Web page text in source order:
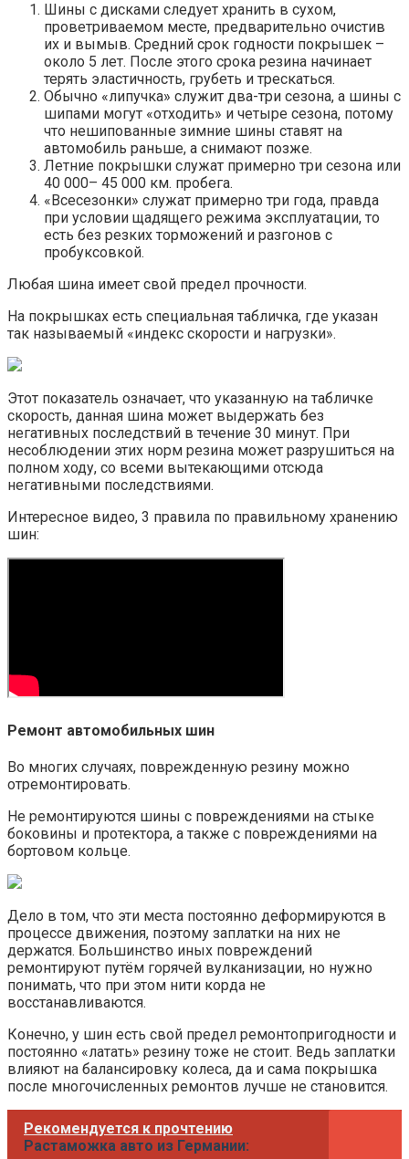
Шины с дисками следует хранить в сухом,
проветриваемом месте, предварительно очистив
их и вымыв. Средний срок годности покрышек –
около 5 лет. После этого срока резина начинает
терять эластичность, грубеть и трескаться.
Обычно «липучка» служит два-три сезона, а шины с
шипами могут «отходить» и четыре сезона, потому
что нешипованные зимние шины ставят на
автомобиль раньше, а снимают позже.
Летние покрышки служат примерно три сезона или
40 000– 45 000 км. пробега.
«Всесезонки» служат примерно три года, правда
при условии щадящего режима эксплуатации, то
есть без резких торможений и разгонов с
пробуксовкой.
Любая шина имеет свой предел прочности.
На покрышках есть специальная табличка, где указан
так называемый «индекс скорости и нагрузки».
Этот показатель означает, что указанную на табличке
скорость, данная шина может выдержать без
негативных последствий в течение 30 минут. При
несоблюдении этих норм резина может разрушиться на
полном ходу, со всеми вытекающими отсюда
негативными последствиями.
Интересное видео, 3 правила по правильному хранению
шин:
Ремонт автомобильных шин
Во многих случаях, поврежденную резину можно
отремонтировать.
Не ремонтируются шины с повреждениями на стыке
боковины и протектора, а также с повреждениями на
бортовом кольце.
Дело в том, что эти места постоянно деформируются в
процессе движения, поэтому заплатки на них не
держатся. Большинство иных повреждений
ремонтируют путём горячей вулканизации, но нужно
понимать, что при этом нити корда не
восстанавливаются.
Конечно, у шин есть свой предел ремонтопригодности и
постоянно «латать» резину тоже не стоит. Ведь заплатки
влияют на балансировку колеса, да и сама покрышка
после многочисленных ремонтов лучше не становится.
Рекомендуется к прочтению
Растаможка авто из Германии: